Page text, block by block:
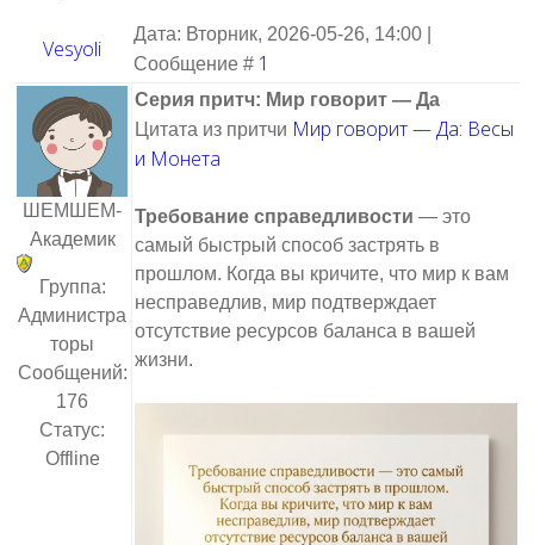
Vesyoli
Дата: Вторник, 2026-05-26, 14:00 |
Сообщение # 1
ШЕМШЕМ-
Академик
Группа:
Администра
торы
Сообщений:
176
Статус:
Offline
Серия притч: Мир говорит — Да
Цитата из притчи Мир говорит — Да: Весы
и Монета
Требование справедливости — это
самый быстрый способ застрять в
прошлом. Когда вы кричите, что мир к вам
несправедлив, мир подтверждает
отсутствие ресурсов баланса в вашей
жизни.